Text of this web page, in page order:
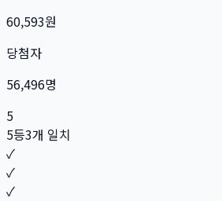
60,593원
당첨자
56,496명
5
5등3개 일치
✓
✓
✓